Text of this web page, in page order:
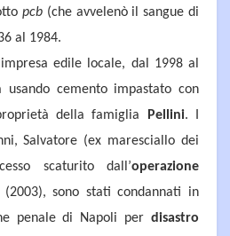
pcb (che avvelenò il sangue di
al 1984.
edile locale, dal 1998 al
cemento impastato con
della famiglia
Pellini. I
Salvatore (ex maresciallo dei
scaturito dall’operazione
(2003), sono stati condannati in
penale di Napoli per disastro